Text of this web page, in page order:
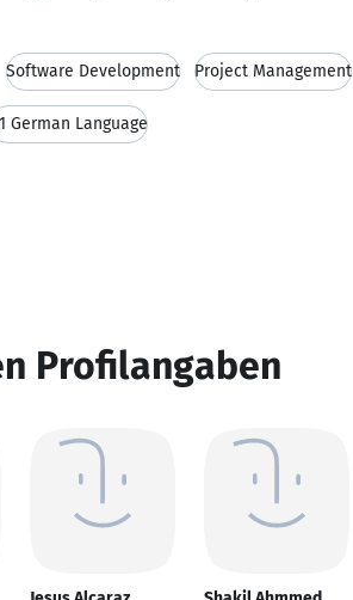
Software Development Project Management
German Language
Profilangaben